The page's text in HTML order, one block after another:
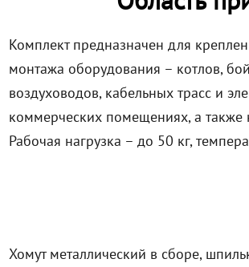
Комплект предназначен для
монтажа оборудования – котлов,
воздуховодов, кабельных трасс и
коммерческих помещениях, а также
Рабочая нагрузка – до 50 кг,
Хомут металлический в сборе,